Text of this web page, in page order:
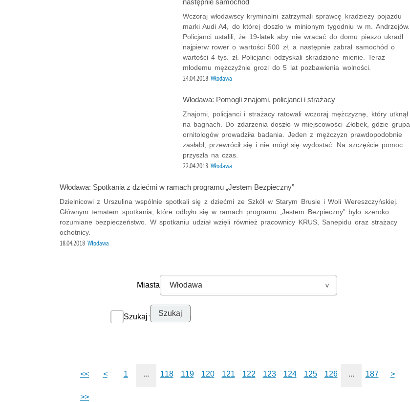
następnie samochód
Wczoraj włodawscy kryminalni zatrzymali sprawcę kradzieży pojazdu
marki Audi A4, do której doszło w minionym tygodniu w m. Andrzejów.
Policjanci ustalili, że 19-latek aby nie wracać do domu pieszo ukradł
najpierw rower o wartości 500 zł, a następnie zabrał samochód o
wartości 4 tys. zł. Policjanci odzyskali skradzione mienie. Teraz
młodemu mężczyźnie grozi do 5 lat pozbawienia wolności.
24.04.2018 Włodawa
Włodawa: Pomogli znajomi, policjanci i strażacy
Znajomi, policjanci i strażacy ratowali wczoraj mężczyznę, który utknął
na bagnach. Do zdarzenia doszło w miejscowości Żłobek, gdzie grupa
ornitologów prowadziła badania. Jeden z mężczyzn prawdopodobnie
zasłabł, przewrócił się i nie mógł się wydostać. Na szczęście pomoc
przyszła na czas.
22.04.2018 Włodawa
Włodawa: Spotkania z dziećmi w ramach programu „Jestem Bezpieczny”
Dzielnicowi z Urszulina wspólnie spotkali się z dziećmi ze Szkół w Starym Brusie i Woli Wereszczyńskiej.
Głównym tematem spotkania, które odbyło się w ramach programu „Jestem Bezpieczny” było szeroko
rozumiane bezpieczeństwo. W spotkaniu udział wzięli również pracownicy KRUS, Sanepidu oraz strażacy
ochotnicy.
18.04.2018 Włodawa
Miasta
Szukaj w archiwum
<< < 1 ... 118 119 120 121 122 123 124 125 126 ... 187 >
>>